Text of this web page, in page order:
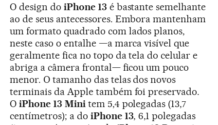
O design do iPhone 13 é bastante semelhante
ao de seus antecessores. Embora mantenham
um formato quadrado com lados planos,
neste caso o entalhe —a marca visível que
geralmente fica no topo da tela do celular e
abriga a câmera frontal— ficou um pouco
menor. O tamanho das telas dos novos
terminais da Apple também foi preservado.
OiPhone 13 Mini tem 5,4 polegadas (13,7
centímetros); a do iPhone 13, 6,1 polegadas